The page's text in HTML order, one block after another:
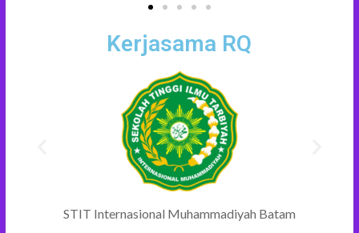
Kerjasama RQ
STIT Internasional Muhammadiyah Batam